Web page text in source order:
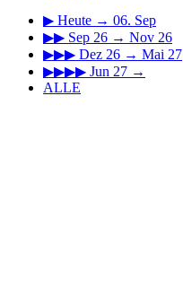
▶ Heute → 06. Sep
▶▶ Sep 26 → Nov 26
▶▶▶ Dez 26 → Mai 27
▶▶▶▶ Jun 27 →
ALLE